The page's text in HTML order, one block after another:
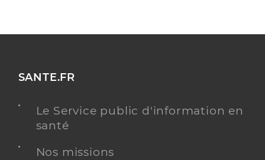
SANTE.FR
Le Service public d'information en
santé
Nos missions